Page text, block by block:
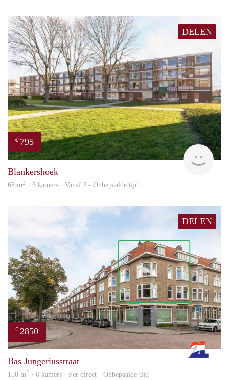
DELEN
€ 795
Blankershoek
68 m2 · 3 kamers · Vanaf ? - Onbepaalde tijd
DELEN
€ 2850
Bas Jungeriusstraat
158 m2 · 6 kamers · Per direct - Onbepaalde tijd